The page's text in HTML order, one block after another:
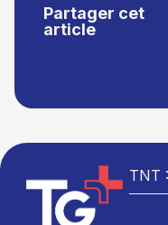
Partager cet
article
TNT